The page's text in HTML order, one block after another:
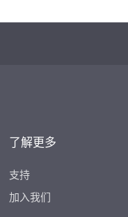
了解更多
支持
加入我们